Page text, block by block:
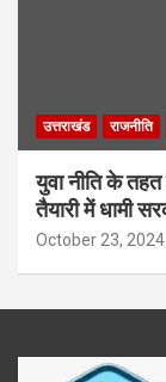
उत्तराखंड राजनीति
युवा नीति के
तैयारी में धामी
October 23, 2024